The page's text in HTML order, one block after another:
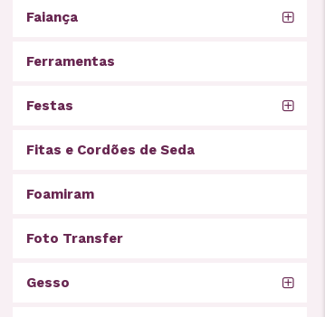
Faiança
Ferramentas
Festas
Fitas e Cordões de Seda
Foamiram
Foto Transfer
Gesso